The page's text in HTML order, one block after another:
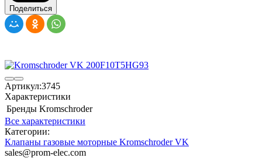
Поделиться
Артикул:3745
Характеристики
Бренды Kromschroder
Все характеристики
Категории:
Клапаны газовые моторные Kromschroder VK
sales@prom-elec.com